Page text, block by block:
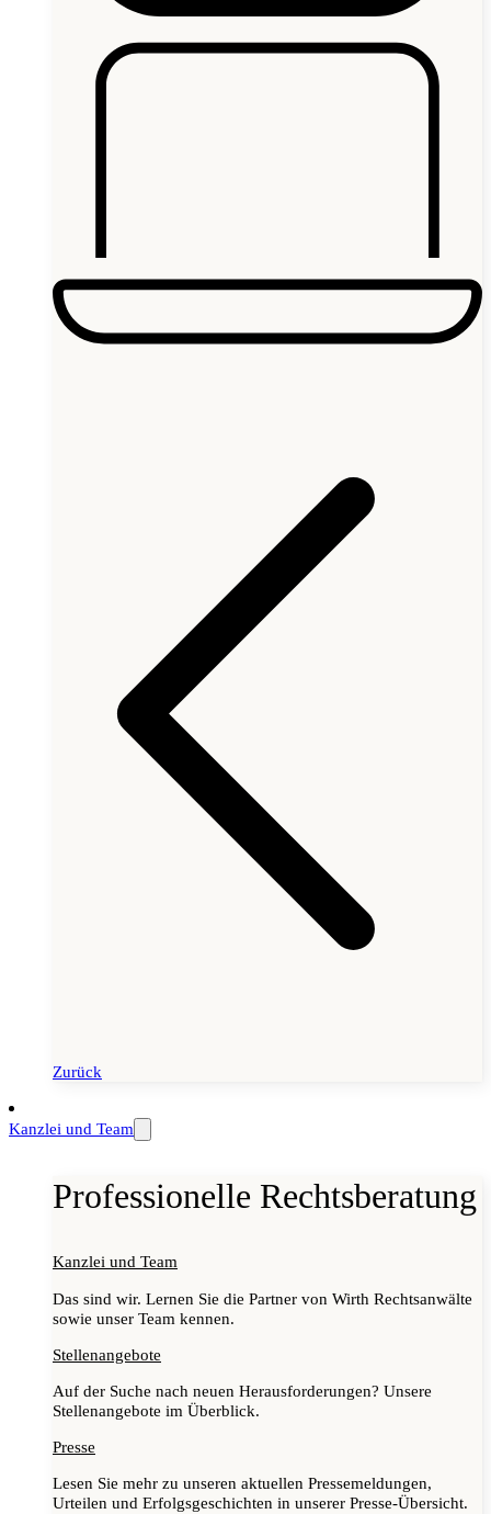
Zurück
Kanzlei und Team
Professionelle Rechtsberatung
Kanzlei und Team
Das sind wir. Lernen Sie die Partner von Wirth Rechtsanwälte
sowie unser Team kennen.
Stellenangebote
Auf der Suche nach neuen Herausforderungen? Unsere
Stellenangebote im Überblick.
Presse
Lesen Sie mehr zu unseren aktuellen Pressemeldungen,
Urteilen und Erfolgsgeschichten in unserer Presse-Übersicht.